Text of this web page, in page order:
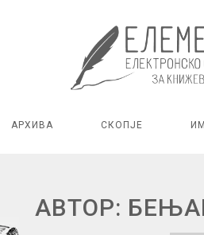
АРХИВА СКОПЈЕ
АВТОР: